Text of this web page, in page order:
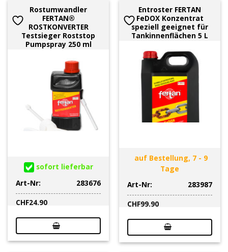
Rostumwandler
FERTAN®
ROSTKONVERTER
Testsieger Roststop
Pumpspray 250 ml
sofort lieferbar
Art-Nr:
283676
CHF24.90
Entroster FERTAN
FeDOX Konzentrat
speziell geeignet für
Tankinnenflächen 5 L
auf Bestellung, 7 - 9
Tage
Art-Nr:
283987
CHF99.90